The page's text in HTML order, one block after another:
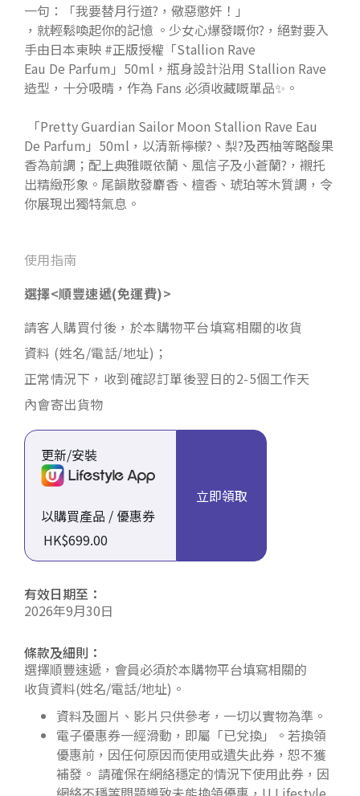
一句：「我要替月行道?，儆惡懲奸！」
，就輕鬆喚起你的記憶 。少女心爆發嘅你?，絕對要入
手由日本東映 #正版授權「Stallion Rave
Eau De Parfum」50ml，瓶身設計沿用 Stallion Rave
造型，十分吸晴，作為 Fans 必須收藏嘅單品✨。
「Pretty Guardian Sailor Moon Stallion Rave Eau
De Parfum」50ml，以清新檸檬?、梨?及西柚等略酸果
香為前調；配上典雅嘅依蘭、風信子及小蒼蘭?，襯托
出精緻形象。尾韻散發麝香、檀香、琥珀等木質調，令
你展現出獨特氣息。
使用指南
選擇<順豐速遞(免運費)>
請客人購買付後，於本購物平台填寫相關的收貨
資料 (姓名/電話/地址)；
正常情況下，收到確認訂單後翌日的2-5個工作天
內會寄出貨物
更新/安裝
以購買產品 / 優惠券
HK$699.00
立即領取
有效日期至：
2026年9月30日
條款及細則：
選擇順豐速遞，會員必須於本購物平台填寫相關的
收貨資料(姓名/電話/地址)。
資料及圖片、影片只供參考，一切以實物為準。
電子優惠券一經滑動，即屬「已兌換」。若換領
優惠前，因任何原因而使用或遺失此券，恕不獲
補發。 請確保在網絡穩定的情況下使用此券，因